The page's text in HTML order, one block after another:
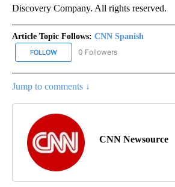
Discovery Company. All rights reserved.
Article Topic Follows: CNN Spanish
FOLLOW FOLLOW "CNN SPANISH" TO
0 Followers
Jump to comments ↓
CNN Newsource